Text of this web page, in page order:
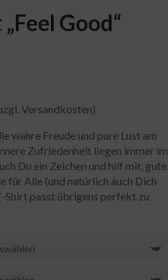
Good“
Versandkosten)
wahre Freude und pure Lust am
Zufriedenheit liegen immer im
Du ein Zeichen und hilf mit, gute
für Alle (und natürlich auch Dich
Shirt passt übrigens perfekt zu